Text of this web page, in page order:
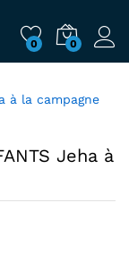
0 0
Jeha à